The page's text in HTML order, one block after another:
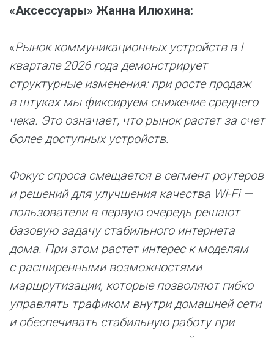
«Аксессуары» Жанна Илюхина:
«Рынок коммуникационных устройств в I
квартале 2026 года демонстрирует
структурные изменения: при росте продаж
в штуках мы фиксируем снижение среднего
чека. Это означает, что рынок растет за счет
более доступных устройств.
Фокус спроса смещается в сегмент роутеров
и решений для улучшения качества Wi-Fi —
пользователи в первую очередь решают
базовую задачу стабильного интернета
дома. При этом растет интерес к моделям
с расширенными возможностями
маршрутизации, которые позволяют гибко
управлять трафиком внутри домашней сети
и обеспечивать стабильную работу при